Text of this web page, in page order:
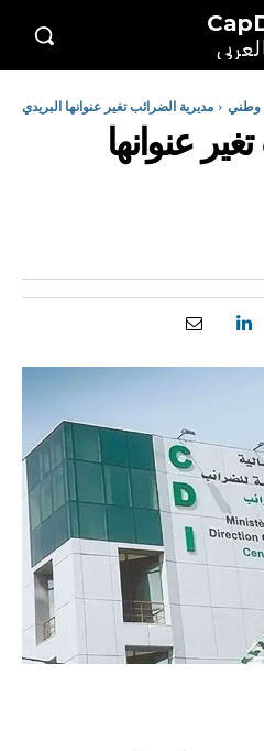
وطني مديرية الضرائب تغير عنوانها البريدي
عنوانها